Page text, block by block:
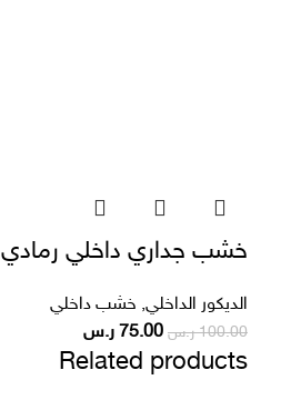
خشب جداري داخلي رمادي
الديكور الداخلي, خشب داخلي
100.00 ر.س 75.00 ر.س
Related products